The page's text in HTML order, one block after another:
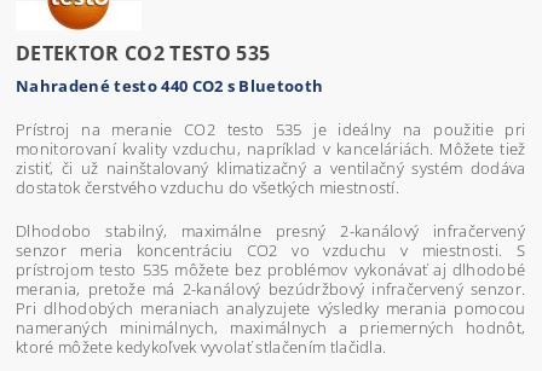
DETEKTOR CO2 TESTO 535
Nahradené testo 440 CO2 s Bluetooth
Prístroj na meranie CO2 testo 535 je ideálny na použitie pri
monitorovaní kvality vzduchu, napríklad v kanceláriách. Môžete tiež
zistiť, či už nainštalovaný klimatizačný a ventilačný systém dodáva
dostatok čerstvého vzduchu do všetkých miestností.
Dlhodobo stabilný, maximálne presný 2-kanálový infračervený
senzor meria koncentráciu CO2 vo vzduchu v miestnosti. S
prístrojom testo 535 môžete bez problémov vykonávať aj dlhodobé
merania, pretože má 2-kanálový bezúdržbový infračervený senzor.
Pri dlhodobých meraniach analyzujete výsledky merania pomocou
nameraných minimálnych, maximálnych a priemerných hodnôt,
ktoré môžete kedykoľvek vyvolať stlačením tlačidla.